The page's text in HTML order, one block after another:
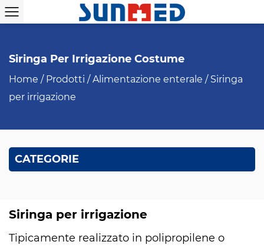
Siringa Per Irrigazione Costume
Home / Prodotti /Alimentazione enterale / Siringa
per irrigazione
CATEGORIE
Siringa per irrigazione
Tipicamente realizzato in polipropilene o